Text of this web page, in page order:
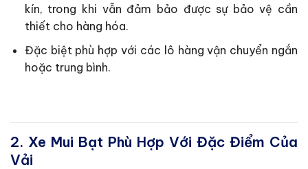
kín, trong khi vẫn đảm bảo được sự bảo vệ cần
thiết cho hàng hóa.
Đặc biệt phù hợp với các lô hàng vận chuyển ngắn
hoặc trung bình.
2. Xe Mui Bạt Phù Hợp Với Đặc Điểm Của
Vải